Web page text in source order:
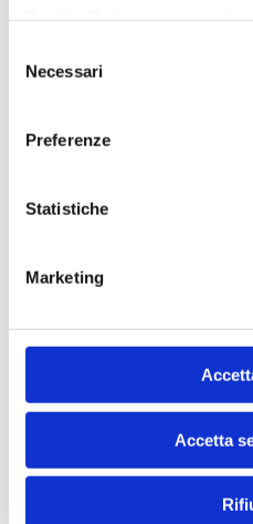
impiegati. Tramite il tasto
all’impiego di tutte le
tracciamento, selezionando
categorie di cookies. La
comporta il permanere delle
dunque la continuazione
tecnici. Tramite la nostra
sito.
delNecessari
Preferenze
Statistiche
Marketing
Accetta
I Prodotti
Particolari in
Fascette
Molle ad